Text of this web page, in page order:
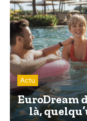
Actu
EuroDream
là,